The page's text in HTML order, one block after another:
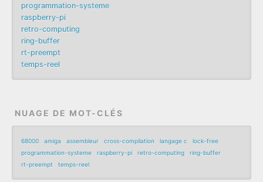
programmation-systeme
raspberry-pi
retro-computing
ring-buffer
rt-preempt
temps-reel
NUAGE DE MOT-CLÉS
68000 amiga assembleur cross-compilation langage c
lock-free
programmation-systeme
raspberry-pi retro-computing
ring-buffer
rt-preempt
temps-reel